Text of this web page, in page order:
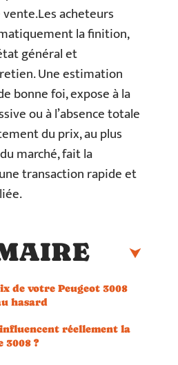
acheteurs
la finition,
général et
Une estimation
bonne foi, expose à la
ou à l’absence totale
du prix, au plus
marché, fait la
transaction rapide et
de votre Peugeot 3008
hasard
réellement la
3008 ?